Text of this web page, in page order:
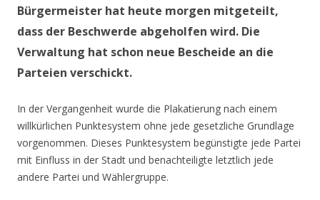
Bürgermeister hat heute morgen mitgeteilt,
dass der Beschwerde abgeholfen wird. Die
Verwaltung hat schon neue Bescheide an die
Parteien verschickt.
In der Vergangenheit wurde die Plakatierung nach einem
willkürlichen Punktesystem ohne jede gesetzliche Grundlage
vorgenommen. Dieses Punktesystem begünstigte jede Partei
mit Einfluss in der Stadt und benachteiligte letztlich jede
andere Partei und Wählergruppe.